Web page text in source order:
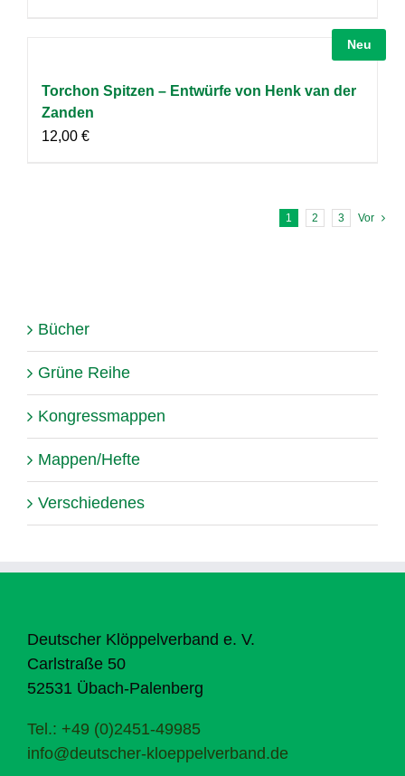
Neu
Torchon Spitzen – Entwürfe von Henk van der
Zanden
12,00 €
1 2 3 Vor
Bücher
Grüne Reihe
Kongressmappen
Mappen/Hefte
Verschiedenes
Deutscher Klöppelverband e. V.
Carlstraße 50
52531 Übach-Palenberg
Tel.: +49 (0)2451-49985
info@deutscher-kloeppelverband.de